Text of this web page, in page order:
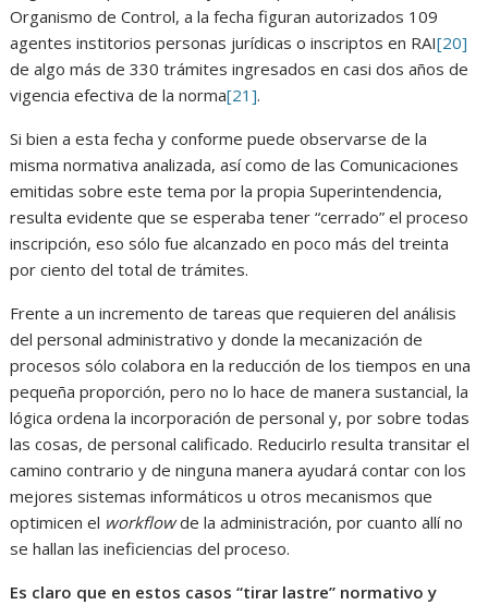
Organismo de Control, a la fecha figuran autorizados 109
agentes institorios personas jurídicas o inscriptos en RAI[20]
de algo más de 330 trámites ingresados en casi dos años de
vigencia efectiva de la norma[21].
Si bien a esta fecha y conforme puede observarse de la
misma normativa analizada, así como de las Comunicaciones
emitidas sobre este tema por la propia Superintendencia,
resulta evidente que se esperaba tener “cerrado” el proceso
inscripción, eso sólo fue alcanzado en poco más del treinta
por ciento del total de trámites.
Frente a un incremento de tareas que requieren del análisis
del personal administrativo y donde la mecanización de
procesos sólo colabora en la reducción de los tiempos en una
pequeña proporción, pero no lo hace de manera sustancial, la
lógica ordena la incorporación de personal y, por sobre todas
las cosas, de personal calificado. Reducirlo resulta transitar el
camino contrario y de ninguna manera ayudará contar con los
mejores sistemas informáticos u otros mecanismos que
optimicen el workflowde la administración, por cuanto allí no
se hallan las ineficiencias del proceso.
Es claro que en estos casos “tirar lastre” normativo y